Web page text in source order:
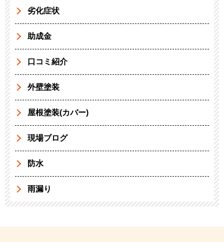
劣化症状
助成金
口コミ紹介
外壁塗装
屋根塗装(カバー)
現場ブログ
防水
雨漏り